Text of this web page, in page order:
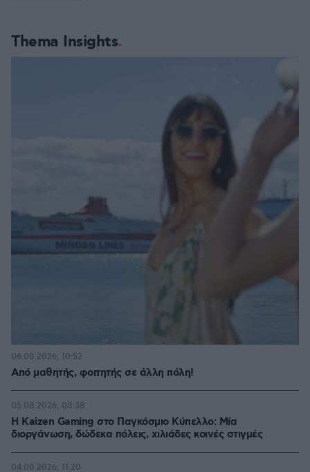
Thema Insights
Από μαθητής, φοιτητής σε άλλη πόλη!
06.08.2026, 10:52
H Kaizen Gaming στο Παγκόσμιο Kύπελλο: Μία
διοργάνωση, δώδεκα πόλεις, χιλιάδες κοινές στιγμές
05.08.2026, 08:38
04.08.2026, 11:20